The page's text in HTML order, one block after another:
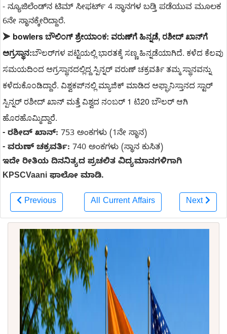
- ನ್ಯೂಜಿಲೆಂಡ್‌ನ ಟಿಮ್ ಸೀಫರ್ಟ್ 4 ಸ್ಥಾನಗಳ ಬಡ್ತಿ ಪಡೆಯುವ ಮೂಲಕ
6ನೇ ಸ್ಥಾನಕ್ಕೇರಿದ್ದಾರೆ.
➤ bowlers ಬೌಲಿಂಗ್ ಶ್ರೇಯಾಂಕ: ವರುಣ್‌ಗೆ ಹಿನ್ನಡೆ, ರಶೀದ್ ಖಾನ್‌ಗೆ
ಅಗ್ರಸ್ಥಾನ:ಬೌಲರ್‌ಗಳ ಪಟ್ಟಿಯಲ್ಲಿ ಭಾರತಕ್ಕೆ ಸಣ್ಣ ಹಿನ್ನಡೆಯಾಗಿದೆ. ಕಳೆದ ಕೆಲವು
ಸಮಯದಿಂದ ಅಗ್ರಸ್ಥಾನದಲ್ಲಿದ್ದ ಸ್ಪಿನ್ನರ್ ವರುಣ್ ಚಕ್ರವರ್ತಿ ತಮ್ಮ ಸ್ಥಾನವನ್ನು
ಕಳೆದುಕೊಂಡಿದ್ದಾರೆ. ವಿಶ್ವಕಪ್‌ನಲ್ಲಿ ಮ್ಯಾಜಿಕ್ ಮಾಡಿದ ಅಫ್ಘಾನಿಸ್ತಾನದ ಸ್ಟಾರ್
ಸ್ಪಿನ್ನರ್ ರಶೀದ್ ಖಾನ್ ಮತ್ತೆ ವಿಶ್ವದ ನಂಬರ್ 1 ಟಿ20 ಬೌಲರ್ ಆಗಿ
ಹೊರಹೊಮ್ಮಿದ್ದಾರೆ.
- ರಶೀದ್ ಖಾನ್: 753 ಅಂಕಗಳು (1ನೇ ಸ್ಥಾನ)
- ವರುಣ್ ಚಕ್ರವರ್ತಿ: 740 ಅಂಕಗಳು (ಸ್ಥಾನ ಕುಸಿತ)
ಇದೇ ರೀತಿಯ ದಿನನಿತ್ಯದ ಪ್ರಚಲಿತ ವಿದ್ಯಮಾನಗಳಿಗಾಗಿ
KPSCVaani ಫಾಲೋ ಮಾಡಿ.
Previous All Current Affairs Next